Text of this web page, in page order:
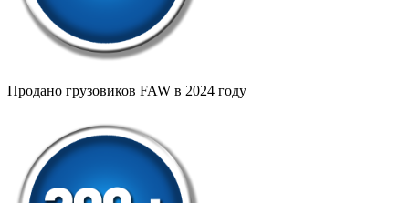
Продано грузовиков FAW в 2024 году